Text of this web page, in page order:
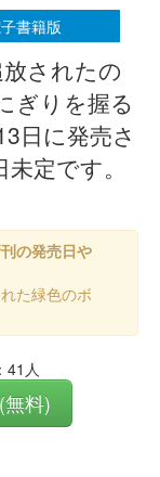
書籍版
されたの
ぎりを握る
日に発売さ
定です。
の発売日や
た緑色のボ
41人
料)